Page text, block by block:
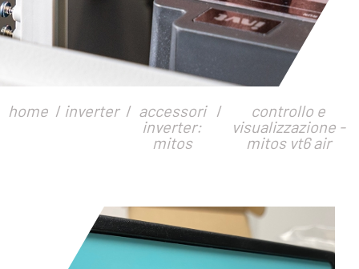
home inverter
accessori
inverter:
mitos
controllo e
visualizzazione -
mitos vt6 air